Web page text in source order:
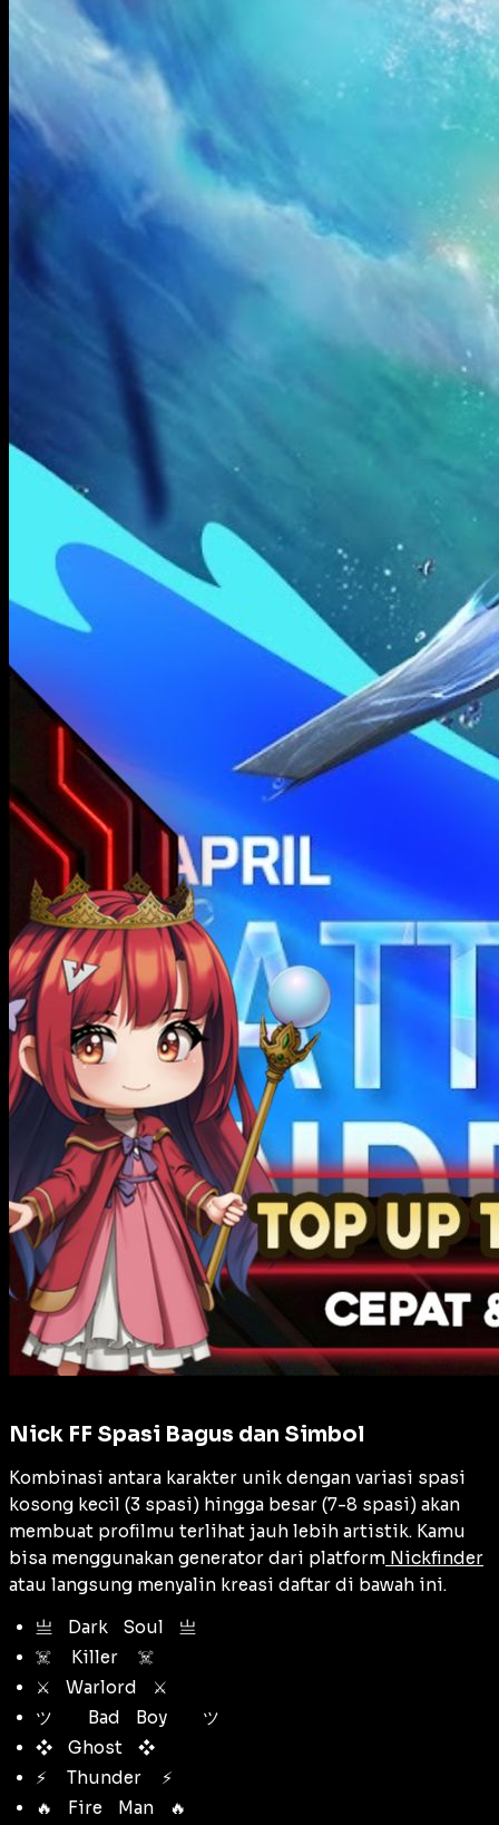
Nick FF Spasi Bagus dan Simbol
Kombinasi antara karakter unik dengan variasi spasi
kosong kecil (3 spasi) hingga besar (7-8 spasi) akan
membuat profilmu terlihat jauh lebih artistik. Kamu
bisa menggunakan generator dari platform Nickfinder
atau langsung menyalin kreasi daftar di bawah ini.
亗ᅠDarkᅠSoulᅠ亗
☠️ᅠ Killerᅠ ☠️
⚔️ᅠWarlordᅠ⚔️
ツᅠᅠ BadᅠBoyᅠᅠ ツ
❖ᅠGhostᅠ❖
⚡ᅠ Thunderᅠ ⚡
🔥ᅠFireᅠManᅠ🔥